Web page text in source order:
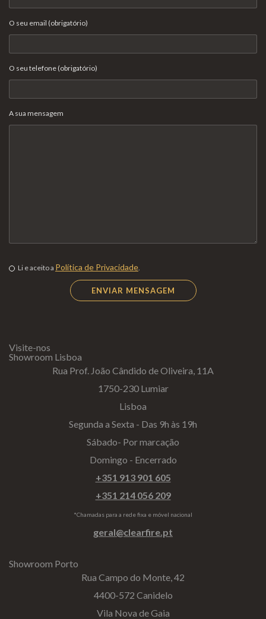
O seu email (obrigatório)
O seu telefone (obrigatório)
A sua mensagem
Li e aceito a Política de Privacidade.
Visite-nos
Showroom Lisboa
Rua Prof. João Cândido de Oliveira, 11A
1750-230 Lumiar
Lisboa
Segunda a Sexta - Das 9h às 19h
Sábado- Por marcação
Domingo - Encerrado
+351 913 901 605
+351 214 056 209
*Chamadas para a rede fixa e móvel nacional
geral@clearfire.pt
Showroom Porto
Rua Campo do Monte, 42
4400-572 Canidelo
Vila Nova de Gaia